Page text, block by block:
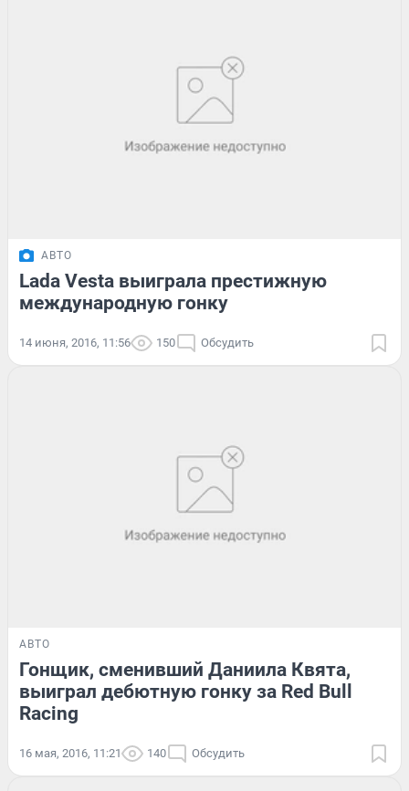
АВТО
Lada Vesta выиграла престижную
международную гонку
14 июня, 2016, 11:56 150 Обсудить
АВТО
Гонщик, сменивший Даниила Квята,
выиграл дебютную гонку за Red Bull
Racing
16 мая, 2016, 11:21 140 Обсудить